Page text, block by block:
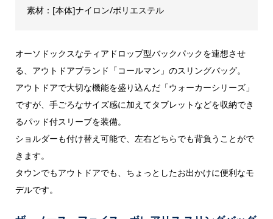
素材：[本体]ナイロン/ポリエステル
オーソドックスなティアドロップ型バックパックを連想させ
る、アウトドアブランド「コールマン」のスリングバッグ。
アウトドアで大切な機能を盛り込んだ「ウォーカーシリーズ」
ですが、手ごろなサイズ感に加えてタブレットなどを収納でき
るパッド付スリーブを装備。
ショルダーも付け替え可能で、左右どちらでも背負うことがで
きます。
タウンでもアウトドアでも、ちょっとしたお出かけに便利なモ
デルです。